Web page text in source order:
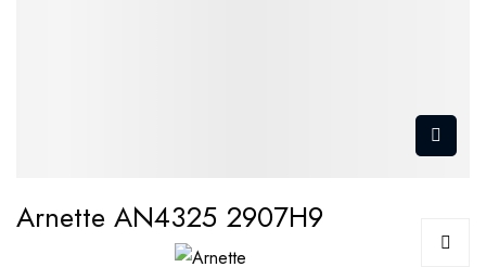
Arnette AN4325 2907H9